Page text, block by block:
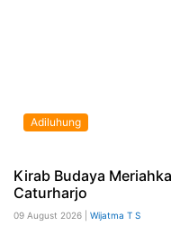
Adiluhung
Kirab Budaya
Caturharjo
09 August 2026 | Wijatma T S